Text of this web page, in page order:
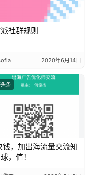
社群规则
2020年6月14日
头条
钱，加出海流量交流知
，值！